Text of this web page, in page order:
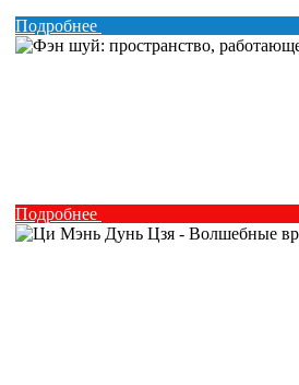
Подробнее
Подробнее